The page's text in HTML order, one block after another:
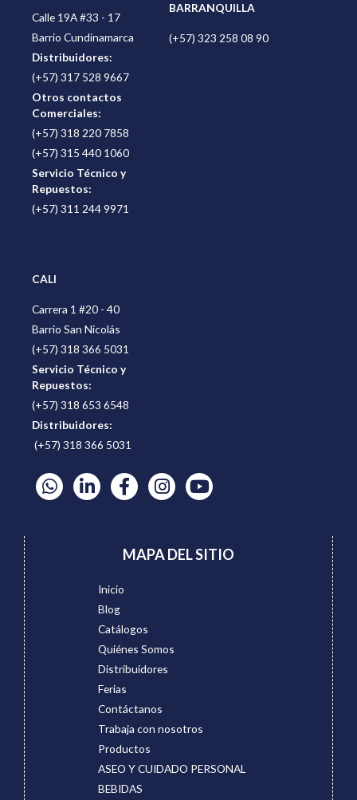
Calle 19A #33 - 17
Barrio Cundinamarca
Distribuidores:
(+57) 317 528 9667
Otros contactos
Comerciales:
(+57) 318 220 7858
(+57) 315 440 1060
Servicio Técnico y
Repuestos:
(+57) 311 244 9971
BARRANQUILLA
(+57) 323 258 08 90
CALI
Carrera 1 #20 - 40
Barrio San Nicolás
(+57) 318 366 5031
Servicio Técnico y
Repuestos:
(+57) 318 653 6548
Distribuidores:
(+57) 318 366 5031
MAPA DEL SITIO
Inicio
Blog
Catálogos
Quiénes Somos
Distribuidores
Ferias
Contáctanos
Trabaja con nosotros
Productos
ASEO Y CUIDADO PERSONAL
BEBIDAS